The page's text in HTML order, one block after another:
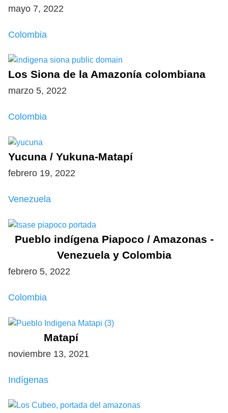
mayo 7, 2022
Colombia
Los Siona de la Amazonía colombiana
marzo 5, 2022
Colombia
Yucuna / Yukuna-Matapí
febrero 19, 2022
Venezuela
Pueblo indígena Piapoco / Amazonas -
Venezuela y Colombia
febrero 5, 2022
Colombia
Matapí
noviembre 13, 2021
Indígenas